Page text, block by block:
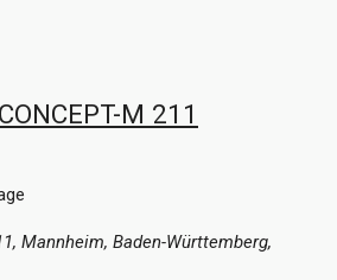
M 211
Mannheim, Baden-Württemberg,